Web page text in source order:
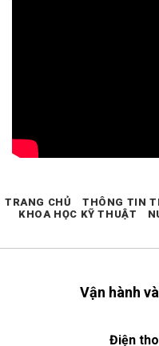
Vận hành
Điện
TRANG CHỦ THÔNG TIN
KHOA HỌC KỸ THUẬT